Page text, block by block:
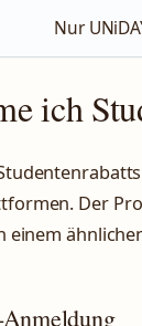
Nur
ich
Der
einem